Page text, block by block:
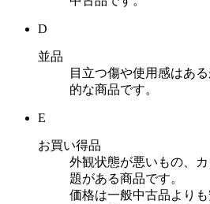
D
並品
目立つ傷や使用感はあ
的な商品です。
E
お買い得品
外観状態が悪いもの、
題がある商品です。
価格は一般中古品より